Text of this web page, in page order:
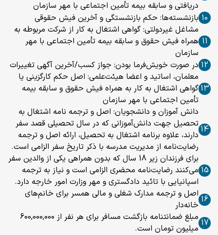
دریافتی و سابقه بیمه تأمین اجتماعی با مهر سازمان
10 بازنشسته‌ها: حکم بازنشستگی و آخرین فیش حقوقی
11
مشاغل غیردولتی: گواهی اشتغال به کار از شرکت مربوطه به
همراه فیش حقوق و سابقه بیمه تأمین اجتماعی با مهر
سازمان
12 در صورت خویش‌فرما بودن: جواز کسب/آخرین آگهی تغییرات
13
معلمان، اساتید و اعضا هیئت‌علمی: اصل حکم کارگزینی یا
گواهی اشتغال به کار به همراه فیش حقوق و سابقه بیمه
تأمین اجتماعی با مهر سازمان
14
دانش آموزان و دانشجویان: اصل و ترجمه نامه اشتغال به
تحصیل جهت دانش‌آموزانی که در سال تحصیلی قصد سفر
دارند، علاوه برنامه اشتغال به تحصیل، ارائه اصل و ترجمه
رضایت‌نامه از مدیریت مدرسه با ذکر تاریخ سفر الزامی است.
15
برای فرزندان زیر 18 سال که بدون همراهی یکی از والدین سفر
می‌کنند رضایت‌نامه محضری الزامی است و نیاز به ترجمه
اسپانیایی با تائید دادگستری و مهر وزارت امور خارجه دارد.
16 اصل و ترجمه مدارک شغلی و مالی همسر برای خانم‌های
خانه‌دار
17
مبلغ ضمانتنامه بازگشت مسافر برای هر نفر از 600,000,000
میلیون تومان است.